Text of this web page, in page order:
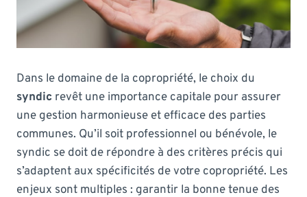
Dans le domaine de la copropriété, le choix du
syndic revêt une importance capitale pour assurer
une gestion harmonieuse et efficace des parties
communes. Qu’il soit professionnel ou bénévole, le
syndic se doit de répondre à des critères précis qui
s’adaptent aux spécificités de votre copropriété. Les
enjeux sont multiples : garantir la bonne tenue des